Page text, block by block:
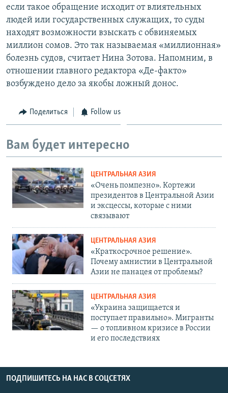
если такое обращение исходит от влиятельных
людей или государственных служащих, то суды
находят возможности взыскать с обвиняемых
миллион сомов. Это так называемая «миллионная»
болезнь судов, считает Нина Зотова. Напомним, в
отношении главного редактора «Де-факто»
возбуждено дело за якобы ложный донос.
Поделиться Follow us
Вам будет интересно
ЦЕНТРАЛЬНАЯ АЗИЯ
«Очень помпезно». Кортежи
президентов в Центральной Азии
и эксцессы, которые с ними
связывают
ЦЕНТРАЛЬНАЯ АЗИЯ
«Краткосрочное решение».
Почему амнистии в Центральной
Азии не панацея от проблемы?
ЦЕНТРАЛЬНАЯ АЗИЯ
«Украина защищается и
поступает правильно». Мигранты
— о топливном кризисе в России
и его последствиях
ПОДПИШИТЕСЬ НА НАС В СОЦСЕТЯХ